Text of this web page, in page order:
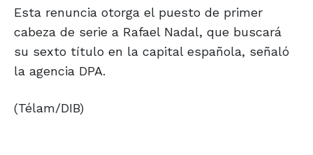
Esta renuncia otorga el puesto de primer
cabeza de serie a Rafael Nadal, que buscará
su sexto título en la capital española, señaló
la agencia DPA.
(Télam/DIB)